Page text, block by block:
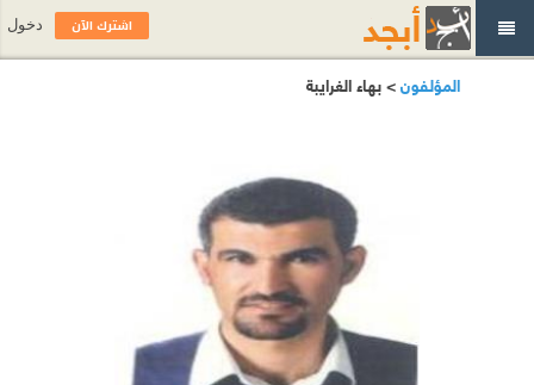
المؤلفون> بهاء الغرايبة
اشترك الآن دخول